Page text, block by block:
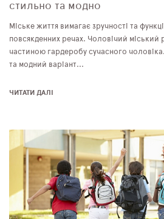
стильно та модно
Міське життя вимагає зручності та
повсякденних речах. Чоловічий міський
частиною гардеробу сучасного
та модний варіант...
ЧИТАТИ ДАЛІ